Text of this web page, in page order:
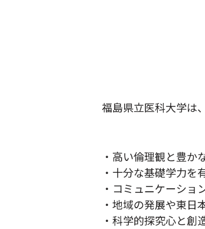
福島県立医科大学は
・高い倫理観と豊か
・十分な基礎学力
・コミュニケーショ
・地域の発展や東
・科学的探究心と創